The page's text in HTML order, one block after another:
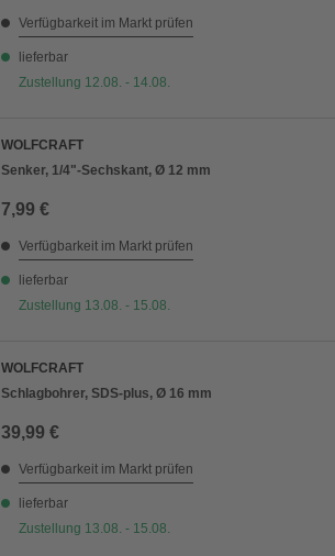
Verfügbarkeit im Markt prüfen
lieferbar
Zustellung 12.08. - 14.08.
WOLFCRAFT
Senker, 1/4"-Sechskant, Ø 12 mm
7,99 €
Verfügbarkeit im Markt prüfen
lieferbar
Zustellung 13.08. - 15.08.
WOLFCRAFT
Schlagbohrer, SDS-plus, Ø 16 mm
39,99 €
Verfügbarkeit im Markt prüfen
lieferbar
Zustellung 13.08. - 15.08.